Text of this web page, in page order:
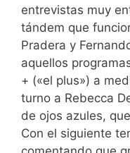
entrevistas muy
tándem que
Pradera y
aquellos
+ («el plus») a
turno a Rebecca
de ojos azules,
Con el siguiente